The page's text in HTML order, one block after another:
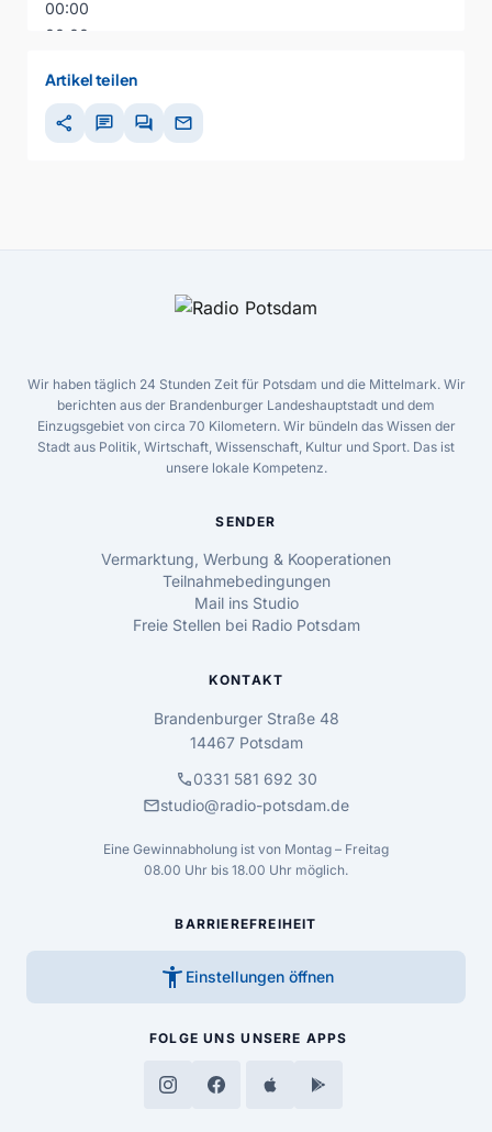
00:00
00:00
Artikel teilen
share chat forum mail
Wir haben täglich 24 Stunden Zeit für Potsdam und die Mittelmark. Wir
berichten aus der Brandenburger Landeshauptstadt und dem
Einzugsgebiet von circa 70 Kilometern. Wir bündeln das Wissen der
Stadt aus Politik, Wirtschaft, Wissenschaft, Kultur und Sport. Das ist
unsere lokale Kompetenz.
SENDER
Vermarktung, Werbung & Kooperationen
Teilnahmebedingungen
Mail ins Studio
Freie Stellen bei Radio Potsdam
KONTAKT
Brandenburger Straße 48
14467 Potsdam
call0331 581 692 30
mailstudio@radio-potsdam.de
Eine Gewinnabholung ist von Montag – Freitag
08.00 Uhr bis 18.00 Uhr möglich.
BARRIEREFREIHEIT
accessibility_new Einstellungen öffnen
FOLGE UNS UNSERE APPS